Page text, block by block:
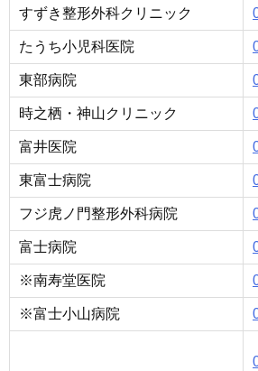
すずき整形外科クリニック
たうち小児科医院
東部病院
時之栖・神山クリニック
富井医院
東富士病院
フジ虎ノ門整形外科病院
富士病院
※南寿堂医院
※富士小山病院